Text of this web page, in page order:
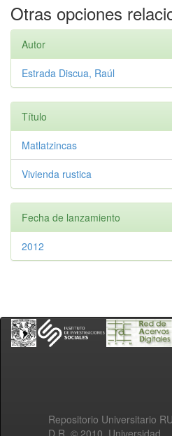
Otras opciones
Autor
Estrada Discua, Raúl
Título
Matlatzincas
Vivienda rustica
Fecha de lanzamiento
2012
Repositorio Universitario
D.R. © 2010. Universidad